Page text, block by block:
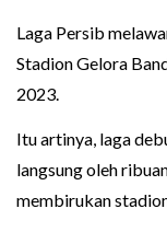
Laga Persib
Stadion Gelora
2023.
Itu artinya, laga
langsung oleh
membirukan